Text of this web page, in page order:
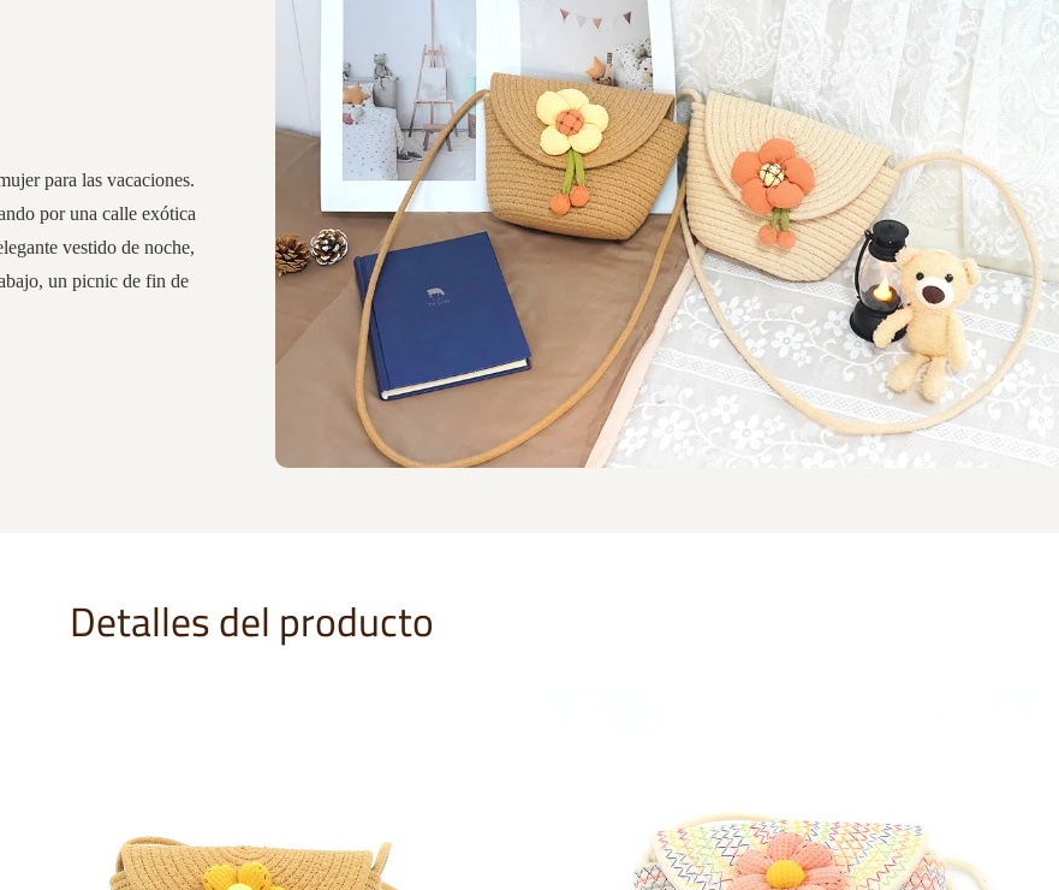
para las vacaciones.
por una calle exótica
vestido de noche,
un picnic de fin de
Detalles del producto